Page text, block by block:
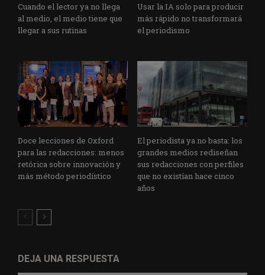
Cuando el lector ya no llega
al medio, el medio tiene que
llegar a sus rutinas
Usar la IA solo para producir
más rápido no transformará
el periodismo
Doce lecciones de Oxford
para las redacciones: menos
retórica sobre innovación y
más método periodístico
El periodista ya no basta: los
grandes medios rediseñan
sus redacciones con perfiles
que no existían hace cinco
años
DEJA UNA RESPUESTA